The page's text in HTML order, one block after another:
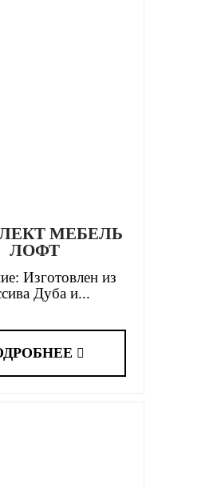
МЕБЕЛЬ
ЛОФТ
Изготовлен из
Дуба и...